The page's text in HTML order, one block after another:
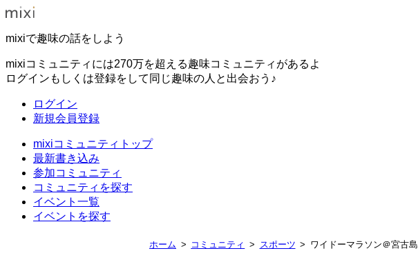
mixiで趣味の話をしよう
mixiコミュニティには270万を超える趣味コミュニティがあるよ
ログインもしくは登録をして同じ趣味の人と出会おう♪
ログイン
新規会員登録
mixiコミュニティトップ
最新書き込み
参加コミュニティ
コミュニティを探す
イベント一覧
イベントを探す
ホーム コミュニティ スポーツ ワイドーマラソン＠宮古島